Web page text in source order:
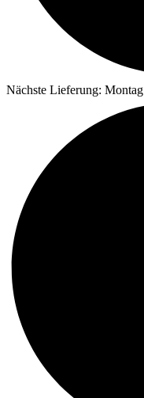
Nächste Lieferung: Montag